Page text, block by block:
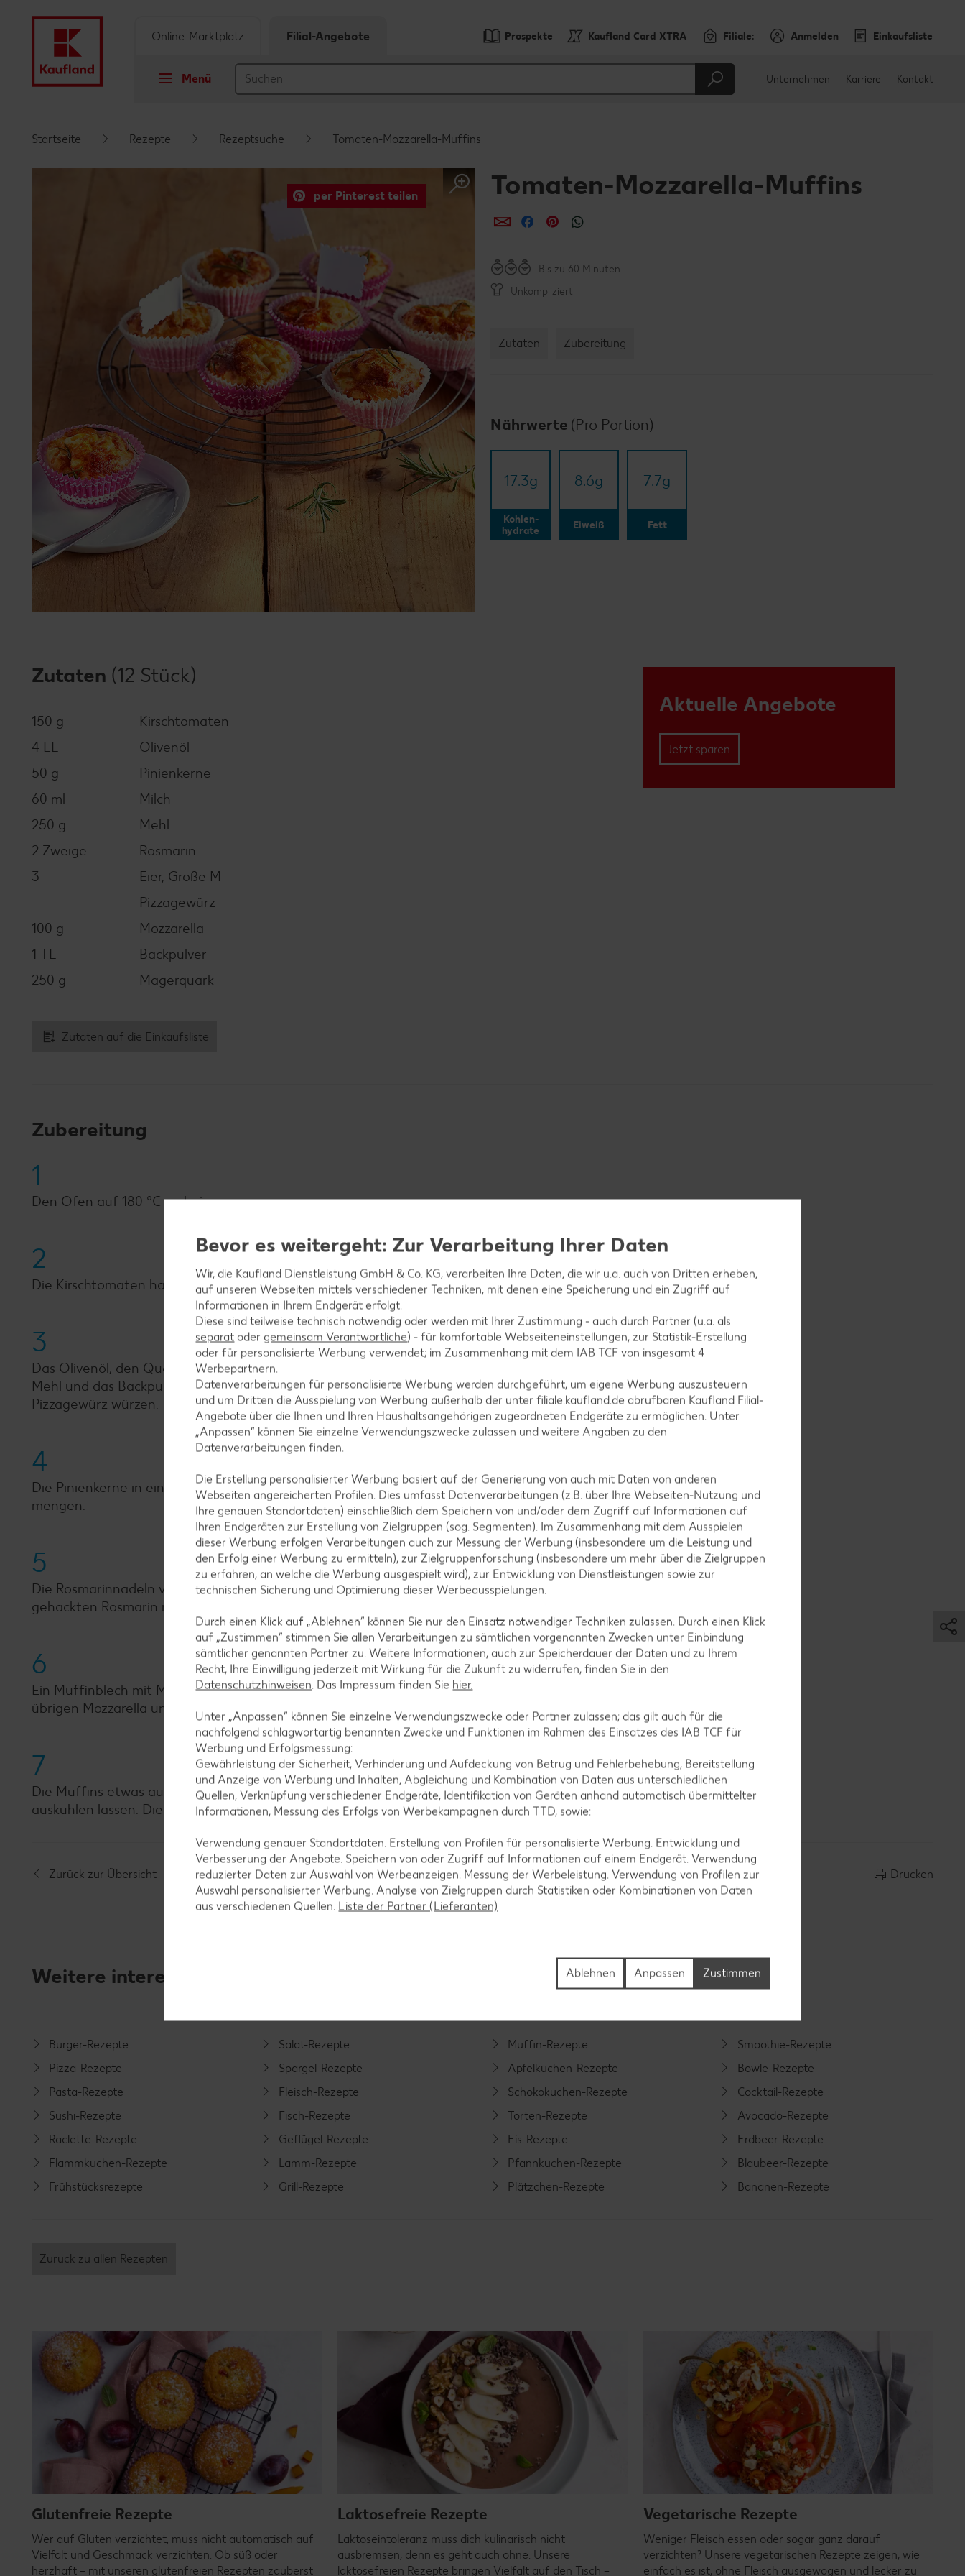
Prospekte Kaufland Card XTRA Filiale: Anmelden Einkaufsliste
Menü
Online-Marktplatz Filial-Angebote
Unternehmen Karriere Kontakt
Startseite Rezepte Rezeptsuche Tomaten-Mozzarella-Muffins
per Pinterest teilen Tomaten-Mozzarella-Muffins
per E-Mail teilen
per Facebook teilen
per Pinterest teilen
Bis zu 60 Minuten
Unkompliziert
Zutaten Zubereitung
Nährwerte (Pro Portion)
17.3g
Kohlen-
hydrate
8.6g
Eiweiß
7.7g
Fett
Aktuelle Angebote
Jetzt sparen
Zutaten (12 Stück)
150 g
Kirschtomaten
4 EL
Olivenöl
50 g
Pinienkerne
60 ml
Milch
250 g
Mehl
2 Zweige
Rosmarin
3
Eier, Größe M
Pizzagewürz
100 g
Mozzarella
1 TL
Backpulver
250 g
Magerquark
Zutaten auf die Einkaufsliste
Zubereitung
1
Den Ofen auf 180 °C vorheizen.
2
Die Kirschtomaten halbieren.
3
Das Olivenöl, den Quark, die Milch und die Eier in eine Schüssel geben und gut miteinander verrühren. Das
Mehl und das Backpulver mischen, untermengen und alles zu einem glatten Teig verarbeiten. Mit etwas
Pizzagewürz würzen.
4
Die Pinienkerne in einer Pfanne ohne Fett leicht rösten und mit der Hälfte des Mozzarellas unter den Teig
mengen.
5
Die Rosmarinnadeln von den Zweigen zupfen, einige zurückhalten und die restlichen grob hacken. Den
gehackten Rosmarin mit den halbierten Kirschtomaten unter den Teig mengen.
6
Ein Muffinblech mit Muffinförmchen auslegen und diese zu 2/3 mit dem Teig füllen. Die Muffins mit dem
übrigen Mozzarella und den Rosmarinnadeln bestreuen und für etwa 25 Minuten im Ofen backen.
7
Die Muffins etwas auskühlen lassen, aus der Form nehmen und auf einem Kuchengitter vollständig
auskühlen lassen. Die Muffins jeweils mit einer kleinen Schleifen umwickeln und auf dem Gitter servieren.
Zurück zur Übersicht Drucken
Weitere interessante Rezeptkategorien
Burger-Rezepte
Pizza-Rezepte
Pasta-Rezepte
Sushi-Rezepte
Raclette-Rezepte
Flammkuchen-Rezepte
Frühstücksrezepte
Salat-Rezepte
Spargel-Rezepte
Fleisch-Rezepte
Fisch-Rezepte
Geflügel-Rezepte
Lamm-Rezepte
Grill-Rezepte
Muffin-Rezepte
Apfelkuchen-Rezepte
Schokokuchen-Rezepte
Torten-Rezepte
Eis-Rezepte
Pfannkuchen-Rezepte
Plätzchen-Rezepte
Smoothie-Rezepte
Bowle-Rezepte
Cocktail-Rezepte
Avocado-Rezepte
Erdbeer-Rezepte
Blaubeer-Rezepte
Bananen-Rezepte
Zurück zu allen Rezepten
Glutenfreie Rezepte
Wer auf Gluten verzichtet, muss nicht automatisch auf
Vielfalt und Geschmack verzichten. Ob süß oder
herzhaft – mit unseren glutenfreien Rezepten zauberst
Laktosefreie Rezepte
Laktoseintoleranz muss dich kulinarisch nicht
ausbremsen, denn es geht auch ohne. Unsere
laktosefreien Rezepte bringen Vielfalt auf den Tisch –
Vegetarische Rezepte
Weniger Fleisch essen oder sogar ganz darauf
verzichten? Unsere vegetarischen Rezepte zeigen, wie
einfach es ist, ohne Fleisch ausgewogen und lecker zu
Bevor es weitergeht: Zur Verarbeitung Ihrer Daten
Wir, die Kaufland Dienstleistung GmbH & Co. KG, verarbeiten Ihre Daten, die wir u.a. auch von Dritten erheben,
auf unseren Webseiten mittels verschiedener Techniken, mit denen eine Speicherung und ein Zugriff auf
Informationen in Ihrem Endgerät erfolgt.
Diese sind teilweise technisch notwendig oder werden mit Ihrer Zustimmung - auch durch Partner (u.a. als
separat oder gemeinsam Verantwortliche) - für komfortable Webseiteneinstellungen, zur Statistik-Erstellung
oder für personalisierte Werbung verwendet; im Zusammenhang mit dem IAB TCF von insgesamt4
Werbepartnern.
Datenverarbeitungen für personalisierte Werbung werden durchgeführt, um eigene Werbung auszusteuern
und um Dritten die Ausspielung von Werbung außerhalb der unter filiale.kaufland.de abrufbaren Kaufland Filial-
Angebote über die Ihnen und Ihren Haushaltsangehörigen zugeordneten Endgeräte zu ermöglichen. Unter
„Anpassen“ können Sie einzelne Verwendungszwecke zulassen und weitere Angaben zu den
Datenverarbeitungen finden.
Die Erstellung personalisierter Werbung basiert auf der Generierung von auch mit Daten von anderen
Webseiten angereicherten Profilen. Dies umfasst Datenverarbeitungen (z.B. über Ihre Webseiten-Nutzung und
Ihre genauen Standortdaten) einschließlich dem Speichern von und/oder dem Zugriff auf Informationen auf
Ihren Endgeräten zur Erstellung von Zielgruppen (sog. Segmenten). Im Zusammenhang mit dem Ausspielen
dieser Werbung erfolgen Verarbeitungen auch zur Messung der Werbung (insbesondere um die Leistung und
den Erfolg einer Werbung zu ermitteln), zur Zielgruppenforschung (insbesondere um mehr über die Zielgruppen
zu erfahren, an welche die Werbung ausgespielt wird), zur Entwicklung von Dienstleistungen sowie zur
technischen Sicherung und Optimierung dieser Werbeausspielungen.
Durch einen Klick auf „Ablehnen“ können Sie nur den Einsatz notwendiger Techniken zulassen. Durch einen Klick
auf „Zustimmen“ stimmen Sie allen Verarbeitungen zu sämtlichen vorgenannten Zwecken unter Einbindung
sämtlicher genannten Partner zu. Weitere Informationen, auch zur Speicherdauer der Daten und zu Ihrem
Recht, Ihre Einwilligung jederzeit mit Wirkung für die Zukunft zu widerrufen, finden Sie in den
Datenschutzhinweisen. Das Impressum finden Sie hier.
Unter „Anpassen“ können Sie einzelne Verwendungszwecke oder Partner zulassen; das gilt auch für die
nachfolgend schlagwortartig benannten Zwecke und Funktionen im Rahmen des Einsatzes des IAB TCF für
Werbung und Erfolgsmessung:
Gewährleistung der Sicherheit, Verhinderung und Aufdeckung von Betrug und Fehlerbehebung, Bereitstellung
und Anzeige von Werbung und Inhalten, Abgleichung und Kombination von Daten aus unterschiedlichen
Quellen, Verknüpfung verschiedener Endgeräte, Identifikation von Geräten anhand automatisch übermittelter
Informationen, Messung des Erfolgs von Werbekampagnen durch TTD, sowie:
Verwendung genauer Standortdaten. Erstellung von Profilen für personalisierte Werbung. Entwicklung und
Verbesserung der Angebote. Speichern von oder Zugriff auf Informationen auf einem Endgerät. Verwendung
reduzierter Daten zur Auswahl von Werbeanzeigen. Messung der Werbeleistung. Verwendung von Profilen zur
Auswahl personalisierter Werbung. Analyse von Zielgruppen durch Statistiken oder Kombinationen von Daten
aus verschiedenen Quellen. Liste der Partner (Lieferanten)
Zustimmen
Anpassen
Ablehnen